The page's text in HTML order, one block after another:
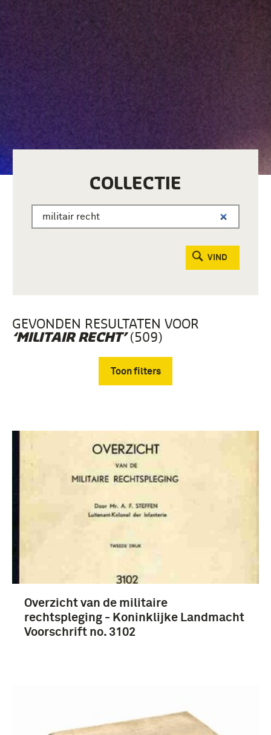
COLLECTIE
VIND
GEVONDEN RESULTATEN VOOR
‘MILITAIR RECHT’(509)
Toon filters
1751-1800 (36)
1851-1900 (26)
Overzicht van de militaire
rechtspleging - Koninklijke Landmacht
Voorschrift no. 3102